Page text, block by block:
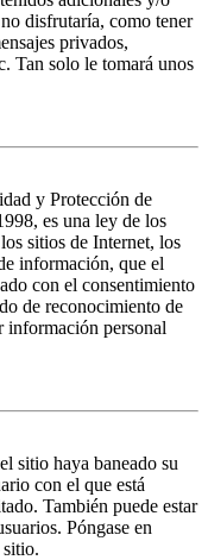
disfrutaría, como tener
privados,
Tan solo le tomará unos
y Protección de
es una ley de los
sitios de Internet, los
información, que el
con el consentimiento
de reconocimiento de
información personal
sitio haya baneado su
con el que está
También puede estar
Póngase en